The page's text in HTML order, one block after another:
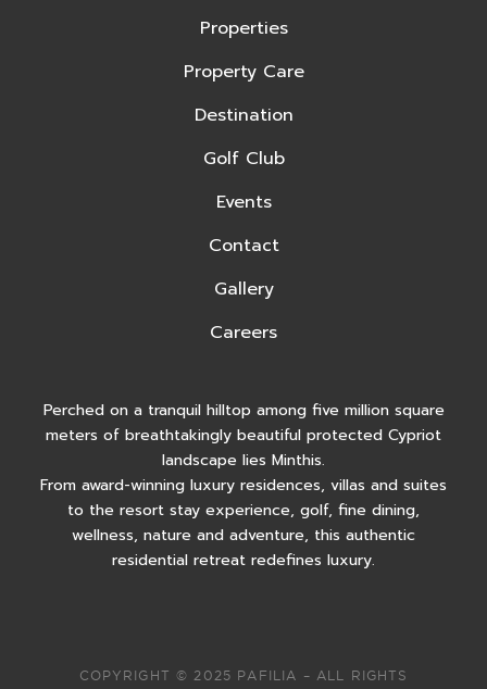
Properties
Property Care
Destination
Golf Club
Events
Contact
Gallery
Careers
Perched on a tranquil hilltop among five million square
meters of breathtakingly beautiful protected Cypriot
landscape lies Minthis.
From award-winning luxury residences, villas and suites
to the resort stay experience, golf, fine dining,
wellness, nature and adventure, this authentic
residential retreat redefines luxury.
COPYRIGHT © 2025 PAFILIA – ALL RIGHTS